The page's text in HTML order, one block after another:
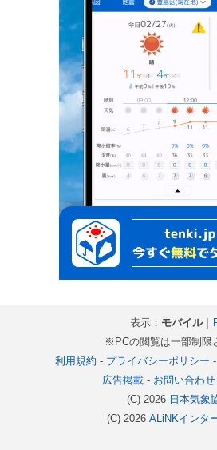
表示： モバイル｜
※PCの閲覧は一部制限
利用規約 - プライバシーポリシー -
広告掲載- お問い合わせ
(C) 2026 日本気象
(C) 2026 ALiNKインタ